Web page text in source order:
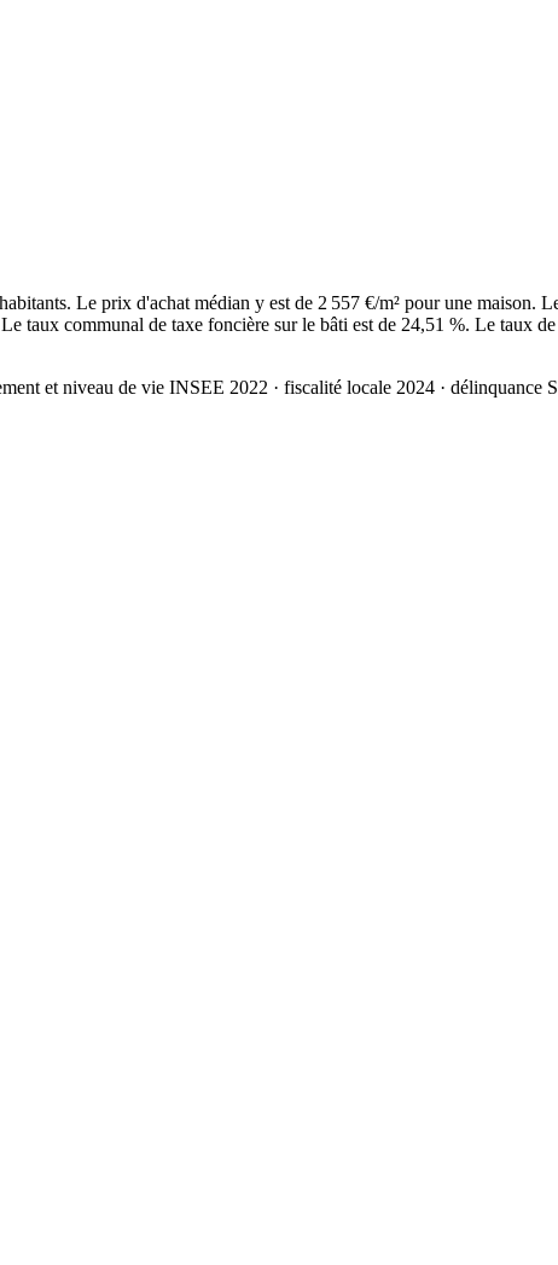
Le prix d'achat médian y est de 2 557 €/m² pour une maison.
taux communal de taxe foncière sur le bâti est de 24,51 %. Le taux
et niveau de vie INSEE 2022 · fiscalité locale 2024 · délinquance